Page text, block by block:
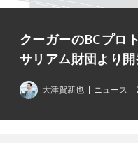
クーガーのBCプロ
サリアム財団より
大津賀新也 ニュース